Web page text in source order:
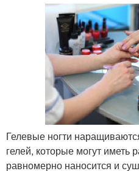
Гелевые ногти
гелей, которые могут иметь
равномерно наносится и